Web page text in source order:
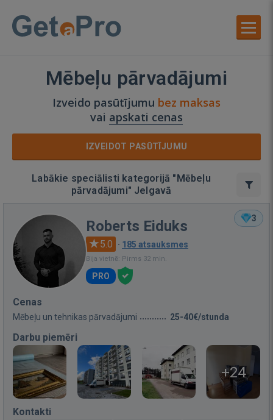
Mēbeļu pārvadājumi
Izveido pasūtījumu bez maksas
vai apskati cenas
IZVEIDOT PASŪTĪJUMU
Labākie speciālisti kategorijā "Mēbeļu
pārvadājumi" Jelgavā
3
Roberts Eiduks
5.0 · 185 atsauksmes
Bija vietnē: Pirms 32 min.
PRO
Cenas
Mēbeļu un tehnikas pārvadājumi 25-40€/stunda
Darbu piemēri
+24
Kontakti